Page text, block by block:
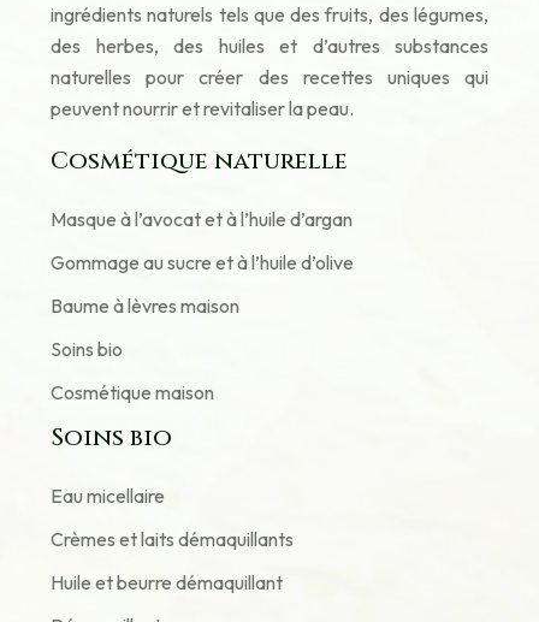
ingrédients naturels tels que des fruits, des légumes,
des herbes, des huiles et d’autres substances
naturelles pour créer des recettes uniques qui
peuvent nourrir et revitaliser la peau.
Cosmétique naturelle
Masque à l’avocat et à l’huile d’argan
Gommage au sucre et à l’huile d’olive
Baume à lèvres maison
Soins bio
Cosmétique maison
Soins bio
Eau micellaire
Crèmes et laits démaquillants
Huile et beurre démaquillant